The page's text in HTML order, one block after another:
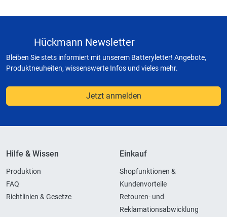
Hückmann Newsletter
Bleiben Sie stets informiert mit unserem Batteryletter! Angebote,
Produktneuheiten, wissenswerte Infos und vieles mehr.
Jetzt anmelden
Hilfe & Wissen
Produktion
FAQ
Richtlinien & Gesetze
Einkauf
Shopfunktionen &
Kundenvorteile
Retouren- und
Reklamationsabwicklung